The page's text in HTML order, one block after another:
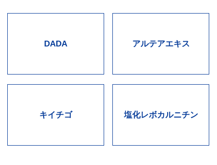
DADA アルテアエキス
キイチゴ 塩化レボカルニチン